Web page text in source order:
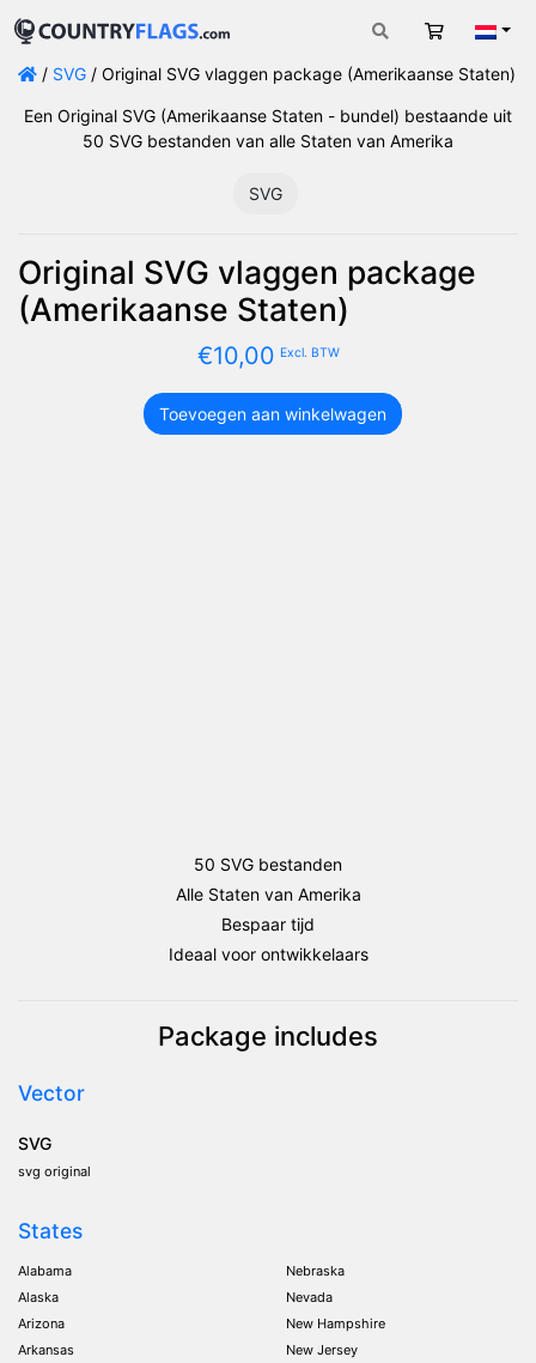
/ SVG / Original SVG vlaggen package (Amerikaanse Staten)
Een Original SVG (Amerikaanse Staten - bundel) bestaande uit
50 SVG bestanden van alle Staten van Amerika
SVG
Original SVG vlaggen package
(Amerikaanse Staten)
€10,00 Excl. BTW
Original
Toevoegen aan winkelwagen
50 SVG bestanden
Alle Staten van Amerika
Bespaar tijd
Ideaal voor ontwikkelaars
Package includes
Vector
SVG
svg original
States
Alabama
Alaska
Arizona
Arkansas
Nebraska
Nevada
New Hampshire
New Jersey